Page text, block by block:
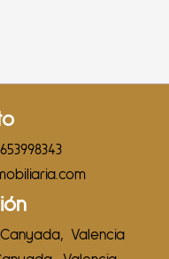
Valencia